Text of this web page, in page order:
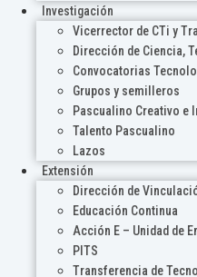
Investigación
Vicerrector de CTi y
Dirección de Ciencia,
Convocatorias
Grupos y semilleros
Pascualino Creativo e
Talento Pascualino
Lazos
Extensión
Dirección de
Educación Continua
Acción E – Unidad de
PITS
Transferencia de